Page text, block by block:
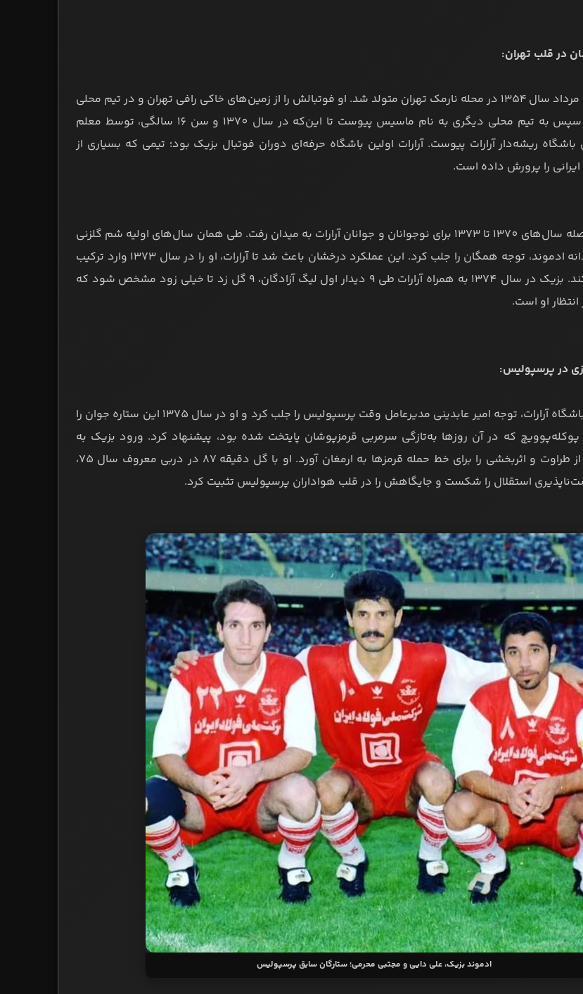
در قلب تهران:
ادموند بزیک روز 21 مرداد سال ۱۳۵۴ در محله نارمک تهران متولد شد. او فوتبالش را از زمین‌های خاکی رافی تهران و در تیم محلی
سیپان آغاز کرد. او سپس به تیم محلی دیگری به نام ماسیس پیوست تا این‌که در سال 1370 و سن 16 سالگی، توسط معلم
ریشه‌دار آرارات پیوست. آرارات اولین باشگاه حرفه‌ای دوران فوتبال بزیک بود؛ تیمی که بسیاری از
ایرانی را پرورش داده است.
ادموند بزیک در فاصله سال‌های 1370 تا 1373 برای نوجوانان و جوانان آرارات به میدان رفت. طی همان سال‌های اولیه شم گلزنی
بالا و بازی هوشمندانه ادموند، توجه همگان را جلب کرد. این عملکرد درخشان باعث شد تا آرارات، او را در سال 1373 وارد ترکیب
اصلی این باشگاه کند. بزیک در سال 1374 به همراه آرارات طی 9 دیدار اول لیگ آزادگان، 9 گل زد تا خیلی زود مشخص شود که
او است.
در پرسپولیس:
درخشش بزیک در باشگاه آرارات، توجه امیر عابدینی مدیرعامل وقت پرسپولیس را جلب کرد و او در سال 1375 این ستاره جوان را
که در آن روزها به‌تازگی سرمربی قرمزپوشان پایتخت شده بود، پیشنهاد کرد. ورود بزیک به
پرسپولیس، موجی از طراوت و اثربخشی را برای خط حمله قرمزها به ارمغان آورد. او با گل دقیقه ۸۷ در دربی معروف سال 75،
ادموند بزیک، علی دایی و مجتبی محرمی؛ ستارگان سابق پرسپولیس